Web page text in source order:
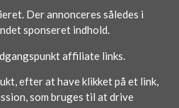
Der annonceres således i
sponseret indhold.
affiliate links.
efter at have klikket på et link,
som bruges til at drive